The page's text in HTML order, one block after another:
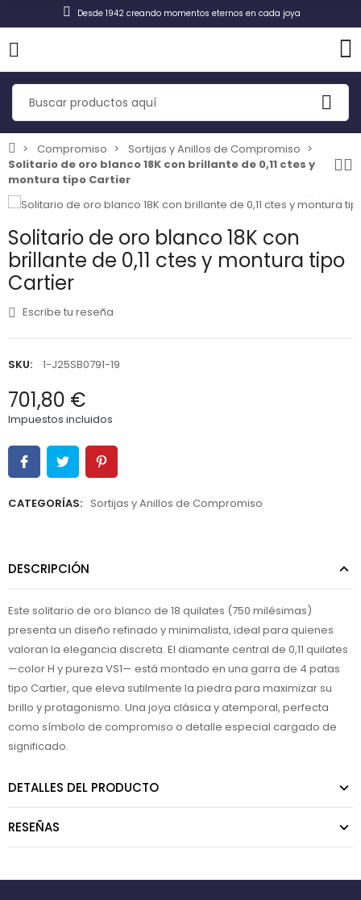
Desde 1942 creando momentos eternos en cada joya
Compromiso
Sortijas y Anillos de Compromiso
Solitario de oro blanco 18K con brillante de 0,11 ctes y
montura tipo Cartier
Solitario de oro blanco 18K con
brillante de 0,11 ctes y montura tipo
Cartier
Escribe tu reseña
SKU: 1-J25SB0791-19
701,80 €
Impuestos incluidos
CATEGORÍAS: Sortijas y Anillos de Compromiso
DESCRIPCIÓN
Este solitario de oro blanco de 18 quilates (750 milésimas)
presenta un diseño refinado y minimalista, ideal para quienes
valoran la elegancia discreta. El diamante central de 0,11 quilates
—color H y pureza VS1— está montado en una garra de 4 patas
tipo Cartier, que eleva sutilmente la piedra para maximizar su
brillo y protagonismo. Una joya clásica y atemporal, perfecta
como símbolo de compromiso o detalle especial cargado de
significado.
DETALLES DEL PRODUCTO
RESEÑAS